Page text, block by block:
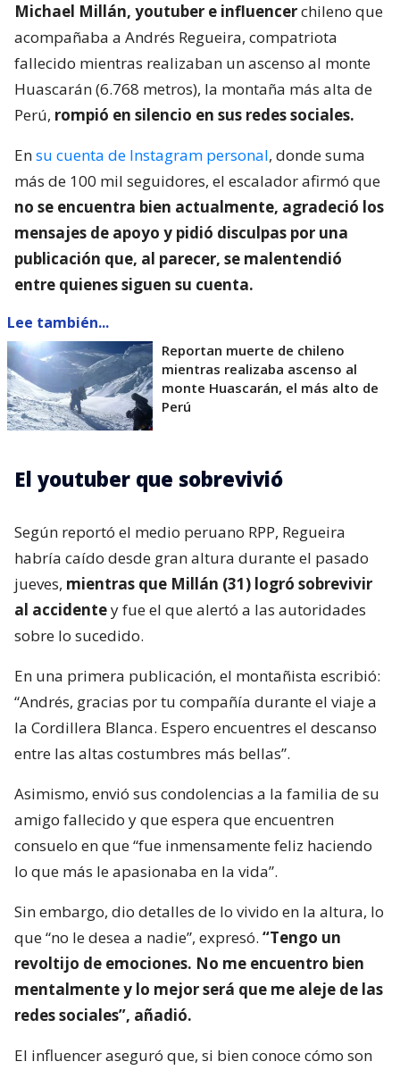
Michael Millán, youtuber e influencerchileno que
acompañaba a Andrés Regueira, compatriota
fallecido mientras realizaban un ascenso al monte
Huascarán (6.768 metros), la montaña más alta de
Perú, rompió en silencio en sus redes sociales.
Ensu cuenta de Instagram personal, donde suma
más de 100 mil seguidores, el escalador afirmó que
no se encuentra bien actualmente, agradeció los
mensajes de apoyo y pidió disculpas por una
publicación que, al parecer, se malentendió
entre quienes siguen su cuenta.
Lee también...
Reportan muerte de chileno
mientras realizaba ascenso al
monte Huascarán, el más alto de
Perú
El youtuber que sobrevivió
Según reportó el medio peruano RPP, Regueira
habría caído desde gran altura durante el pasado
jueves, mientras que Millán (31) logró sobrevivir
al accidentey fue el que alertó a las autoridades
sobre lo sucedido.
En una primera publicación, el montañista escribió:
“Andrés, gracias por tu compañía durante el viaje a
la Cordillera Blanca. Espero encuentres el descanso
entre las altas costumbres más bellas”.
Asimismo, envió sus condolencias a la familia de su
amigo fallecido y que espera que encuentren
consuelo en que “fue inmensamente feliz haciendo
lo que más le apasionaba en la vida”.
Sin embargo, dio detalles de lo vivido en la altura, lo
que “no le desea a nadie”, expresó. “Tengo un
revoltijo de emociones. No me encuentro bien
mentalmente y lo mejor será que me aleje de las
redes sociales”, añadió.
El influencer aseguró que, si bien conoce cómo son